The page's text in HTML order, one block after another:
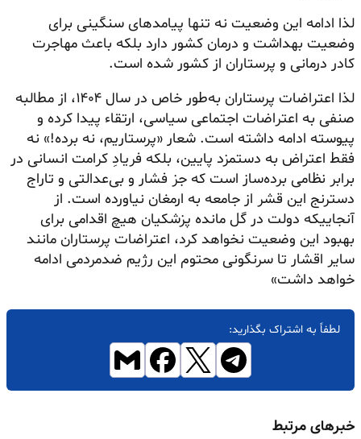
لذا ادامه این وضعیت نه تنها پیامدهای سنگینی برای
وضعیت بهداشت و درمان کشور دارد بلکه باعث مهاجرت
کادر درمانی و پرستاران از کشور شده است.
لذا اعتراضات پرستاران به‌طور خاص در سال ۱۴۰۴، از مطالبه
صنفی به اعتراضات اجتماعی سیاسی، ارتقاء پیدا کرده و
پیوسته ادامه داشته است. شعار «پرستاریم، نه برده!» نه
فقط اعتراض به دستمزد پایین، بلکه فریادِ کرامت انسانی در
برابر نظامی برده‌ساز است که جز فشار و بی‌عدالتی و تاراج
دسترنج این قشر از جامعه به ارمغان نیاورده است. از
آنجاییکه دولت در گل‌ مانده پزشکیان هیچ اقدامی برای
بهبود این وضعیت نخواهد کرد، اعتراضات پرستاران مانند
سایر اقشار تا سرنگونی محتوم این رژیم ضدمردمی ادامه
خواهد داشت»
لطفاً به اشتراک بگذارید:
خبرهای مرتبط